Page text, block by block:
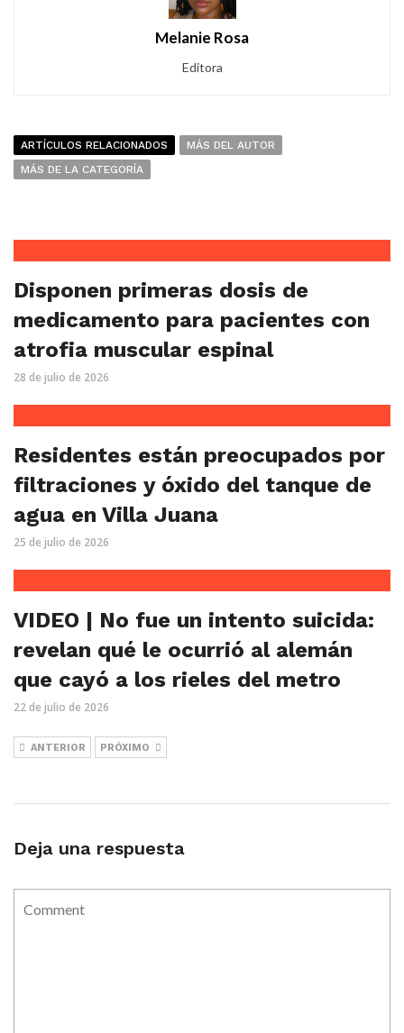
Melanie Rosa
Editora
ARTÍCULOS RELACIONADOS
MÁS DEL AUTOR
MÁS DE LA CATEGORÍA
Disponen primeras dosis de
medicamento para pacientes con
atrofia muscular espinal
28 de julio de 2026
Residentes están preocupados por
filtraciones y óxido del tanque de
agua en Villa Juana
25 de julio de 2026
VIDEO | No fue un intento suicida:
revelan qué le ocurrió al alemán
que cayó a los rieles del metro
22 de julio de 2026
ANTERIOR PRÓXIMO
Deja una respuesta